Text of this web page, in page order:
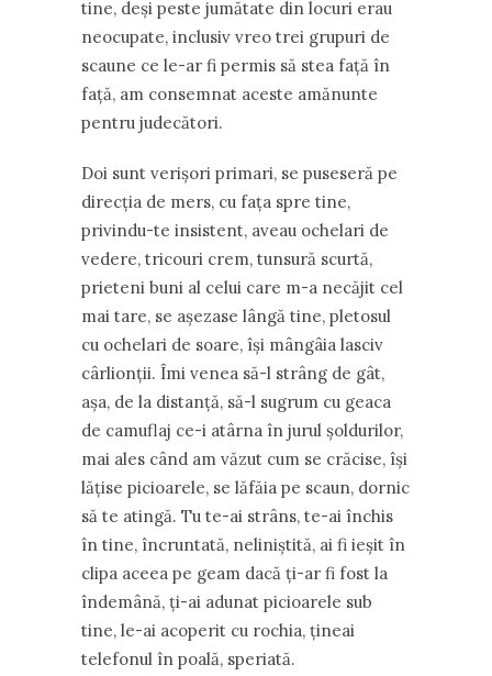
tine, deși peste jumătate din locuri erau
neocupate, inclusiv vreo trei grupuri de
scaune ce le-ar fi permis să stea față în
față, am consemnat aceste amănunte
pentru judecători.
Doi sunt verișori primari, se puseseră pe
direcția de mers, cu fața spre tine,
privindu-te insistent, aveau ochelari de
vedere, tricouri crem, tunsură scurtă,
prieteni buni al celui care m-a necăjit cel
mai tare, se așezase lângă tine, pletosul
cu ochelari de soare, își mângâia lasciv
cârlionții. Îmi venea să-l strâng de gât,
așa, de la distanță, să-l sugrum cu geaca
de camuflaj ce-i atârna în jurul șoldurilor,
mai ales când am văzut cum se crăcise, își
lățise picioarele, se lăfăia pe scaun, dornic
să te atingă. Tu te-ai strâns, te-ai închis
în tine, încruntată, neliniștită, ai fi ieșit în
clipa aceea pe geam dacă ți-ar fi fost la
îndemână, ți-ai adunat picioarele sub
tine, le-ai acoperit cu rochia, țineai
telefonul în poală, speriată.